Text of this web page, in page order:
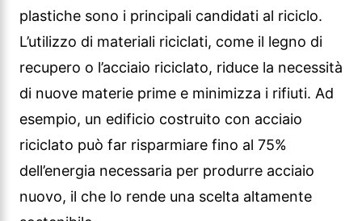
plastiche sono i principali candidati al riciclo.
L’utilizzo di materiali riciclati, come il legno di
recupero o l’acciaio riciclato, riduce la necessità
di nuove materie prime e minimizza i rifiuti. Ad
esempio, un edificio costruito con acciaio
riciclato può far risparmiare fino al 75%
dell’energia necessaria per produrre acciaio
nuovo, il che lo rende una scelta altamente